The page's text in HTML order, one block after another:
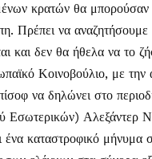
κρατών θα
Πρέπει να
και δεν θα ήθελα να το
Κοινοβούλιο, με την
να δηλώνει στο
Εσωτερικών) Αλεξάντερ
ένα καταστροφικό μήνυμα